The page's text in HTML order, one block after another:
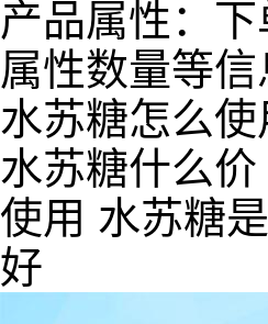
产品属性：
属性数量等
水苏糖怎么
水苏糖什么
使用 水苏糖
好